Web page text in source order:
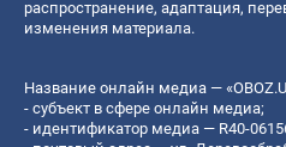
распространение, адаптация,
изменения материала.
Название онлайн медиа —
- субъект в сфере онлайн медиа;
- идентификатор медиа — R40-